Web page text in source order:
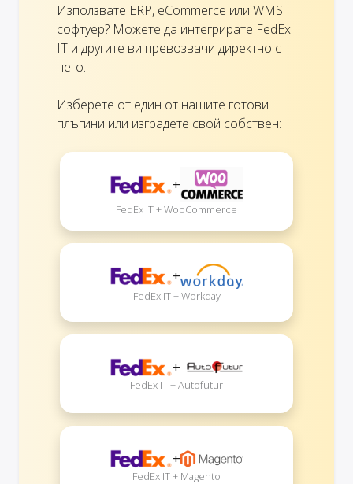
Използвате ERP, eCommerce или WMS
софтуер? Можете да интегрирате FedEx
IT и другите ви превозвачи директно с
него.
Изберете от един от нашите готови
плъгини или изградете свой собствен:
+
FedEx IT + WooCommerce
+
FedEx IT + Workday
+
FedEx IT + Autofutur
+
FedEx IT + Magento